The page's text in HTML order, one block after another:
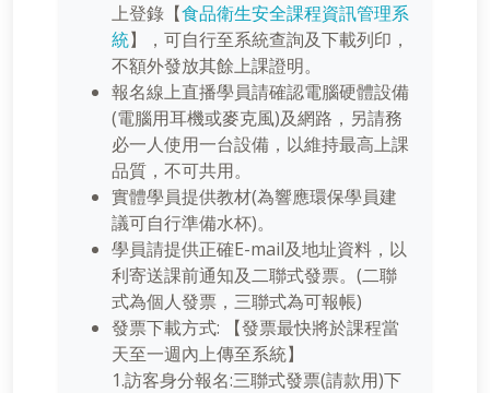
上登錄【食品衛生安全課程資訊管理系
統】，可自行至系統查詢及下載列印，
不額外發放其餘上課證明。
報名線上直播學員請確認電腦硬體設備
(電腦用耳機或麥克風)及網路，另請務
必一人使用一台設備，以維持最高上課
品質，不可共用。
實體學員提供教材(為響應環保學員建
議可自行準備水杯)。
學員請提供正確E-mail及地址資料，以
利寄送課前通知及二聯式發票。(二聯
式為個人發票，三聯式為可報帳)
發票下載方式: 【發票最快將於課程當
天至一週內上傳至系統】
1.訪客身分報名:三聯式發票(請款用)下